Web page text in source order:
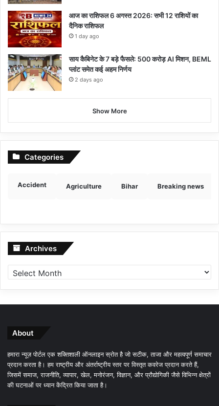
आज का राशिफल 6 अगस्त 2026: सभी 12 राशियों का
दैनिक राशिफल
1 day ago
साय कैबिनेट के 7 बड़े फैसले: 500 करोड़ AI मिशन, BEML
प्लांट समेत कई अहम निर्णय
2 days ago
Show More
Categories
Accident Agriculture Bihar Breaking news
Archives Archives
About
हमारा न्यूज़ पोर्टल एक शक्तिशाली ऑनलाइन स्रोत है जो सटीक, ताजा और महत्वपूर्ण समाचार
प्रदान करता है। हम राष्ट्रीय और अंतर्राष्ट्रीय स्तर पर विस्तृत कवरेज प्रदान करते हैं,
जिसमें समाज, राजनीति, व्यापार, खेल, मनोरंजन, विज्ञान, और प्रौद्योगिकी जैसे विभिन्न क्षेत्रों
की घटनाओं पर ध्यान केंद्रित किया जाता है।